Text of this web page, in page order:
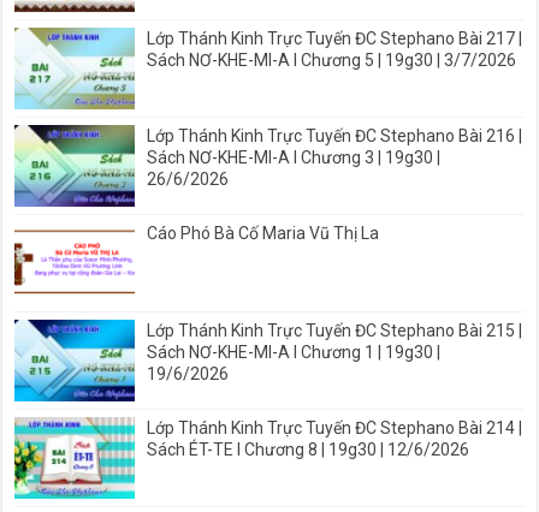
Lớp Thánh Kinh Trực Tuyến ĐC Stephano Bài 217 |
Sách NƠ-KHE-MI-A I Chương 5 | 19g30 | 3/7/2026
Lớp Thánh Kinh Trực Tuyến ĐC Stephano Bài 216 |
Sách NƠ-KHE-MI-A I Chương 3 | 19g30 |
26/6/2026
Cáo Phó Bà Cố Maria Vũ Thị La
Lớp Thánh Kinh Trực Tuyến ĐC Stephano Bài 215 |
Sách NƠ-KHE-MI-A I Chương 1 | 19g30 |
19/6/2026
Lớp Thánh Kinh Trực Tuyến ĐC Stephano Bài 214 |
Sách ÉT-TE I Chương 8 | 19g30 | 12/6/2026